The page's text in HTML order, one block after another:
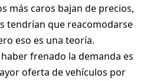
más caros bajan de precios,
tendrían que reacomodarse
eso es una teoría.
frenado la demanda es
oferta de vehículos por